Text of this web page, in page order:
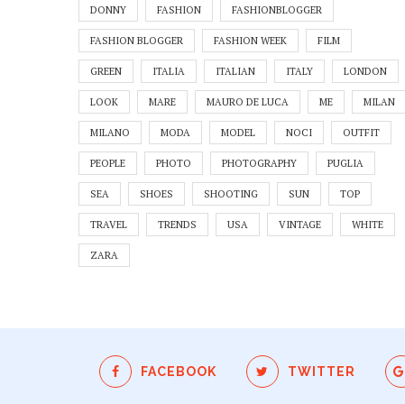
DONNY FASHION FASHIONBLOGGER
FASHION BLOGGER FASHION WEEK FILM
GREEN ITALIA ITALIAN ITALY LONDON
LOOK MARE MAURO DE LUCA ME MILAN
MILANO MODA MODEL NOCI OUTFIT
PEOPLE PHOTO PHOTOGRAPHY PUGLIA
SEA SHOES SHOOTING SUN TOP
TRAVEL TRENDS USA VINTAGE WHITE
ZARA
FACEBOOK TWITTER